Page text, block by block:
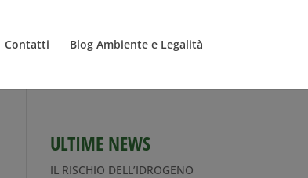
Contatti Blog Ambiente e Legalità
ULTIME NEWS
IL RISCHIO DELL’IDROGENO